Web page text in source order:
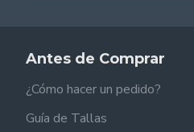
Antes de Comprar
¿Cómo hacer un pedido?
Guía de Tallas